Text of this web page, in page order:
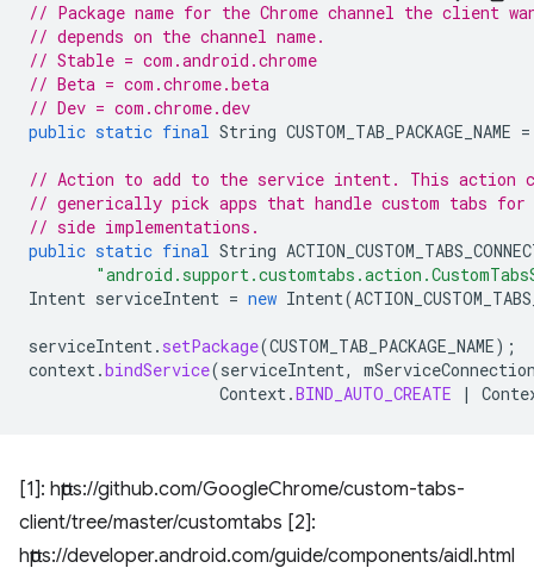
// Package name for the Chrome channel the client
// depends on the channel name.
// Stable = com.android.chrome
// Beta = com.chrome.beta
// Dev = com.chrome.dev
public static final String CUSTOM_TAB_PACKAGE_NAME =
// Action to add to the service intent. This action
// generically pick apps that handle custom tabs
// side implementations.
public static final String
Intent serviceIntent = new Intent(
serviceIntent. setPackage(CUSTOM_TAB_PACKAGE_NAME);
context.bindService(serviceIntent,
Context.BIND_AUTO_CREATE |
[1]: https://github.com/GoogleChrome/custom-tabs-
client/tree/master/customtabs [2]:
https://developer.android.com/guide/components/aidl.html